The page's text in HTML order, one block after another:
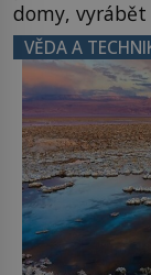
domy,
inspiroval
užitečná
Většina lidí
letního
VĚDA A